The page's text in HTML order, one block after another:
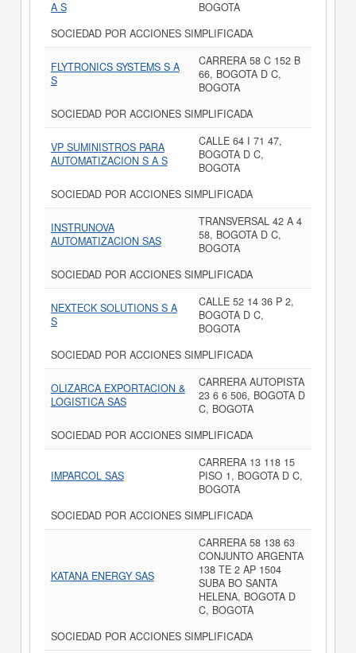
A S
BOGOTA
SOCIEDAD POR ACCIONES SIMPLIFICADA
FLYTRONICS SYSTEMS S A
S
CARRERA 58 C 152 B
66, BOGOTA D C,
BOGOTA
SOCIEDAD POR ACCIONES SIMPLIFICADA
VP SUMINISTROS PARA
AUTOMATIZACION S A S
CALLE 64 I 71 47,
BOGOTA D C,
BOGOTA
SOCIEDAD POR ACCIONES SIMPLIFICADA
INSTRUNOVA
AUTOMATIZACION SAS
TRANSVERSAL 42 A 4
58, BOGOTA D C,
BOGOTA
SOCIEDAD POR ACCIONES SIMPLIFICADA
NEXTECK SOLUTIONS S A
S
CALLE 52 14 36 P 2,
BOGOTA D C,
BOGOTA
SOCIEDAD POR ACCIONES SIMPLIFICADA
OLIZARCA EXPORTACION &
LOGISTICA SAS
CARRERA AUTOPISTA
23 6 6 506, BOGOTA D
C, BOGOTA
SOCIEDAD POR ACCIONES SIMPLIFICADA
IMPARCOL SAS
CARRERA 13 118 15
PISO 1, BOGOTA D C,
BOGOTA
SOCIEDAD POR ACCIONES SIMPLIFICADA
KATANA ENERGY SAS
CARRERA 58 138 63
CONJUNTO ARGENTA
138 TE 2 AP 1504
SUBA BO SANTA
HELENA, BOGOTA D
C, BOGOTA
SOCIEDAD POR ACCIONES SIMPLIFICADA